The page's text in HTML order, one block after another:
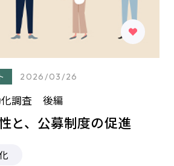
2026/03/26
化調査 後編
と、公募制度の促進